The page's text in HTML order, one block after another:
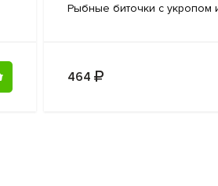
Рыбные биточки с укропом
464